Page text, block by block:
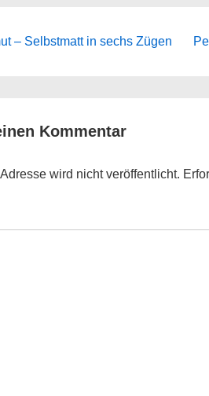
– Selbstmatt in sechs Zügen
Kommentar
wird nicht veröffentlicht.